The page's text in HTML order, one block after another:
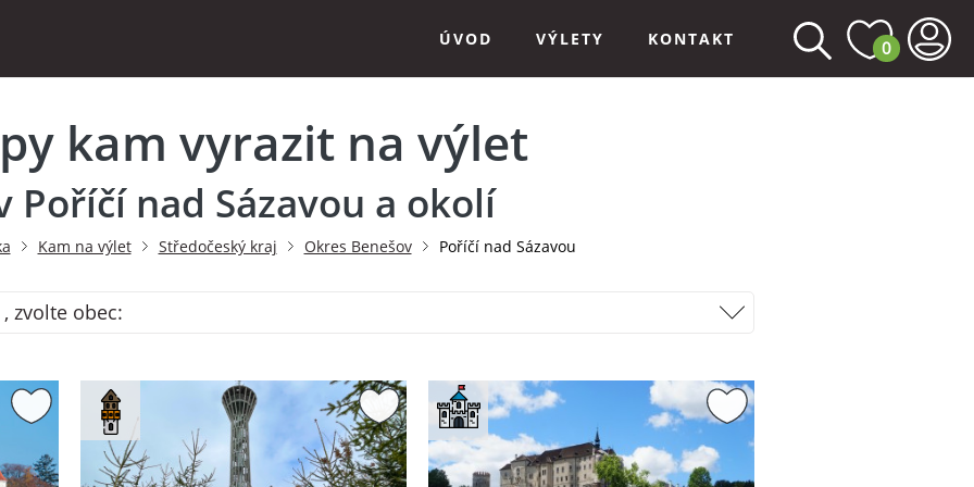
ÚVOD VÝLETY KONTAKT 0
kam vyrazit na výlet
Poříčí nad Sázavou a okolí
Kam na výlet Středočeský kraj Okres Benešov Poříčí nad Sázavou
zvolte obec: